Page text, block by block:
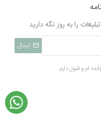
را به روز نگه دارید
ارسال
ام و قبول دارم